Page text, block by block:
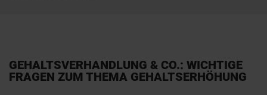
GEHALTSVERHANDLUNG & CO.: WICHTIGE
FRAGEN ZUM THEMA GEHALTSERHÖHUNG